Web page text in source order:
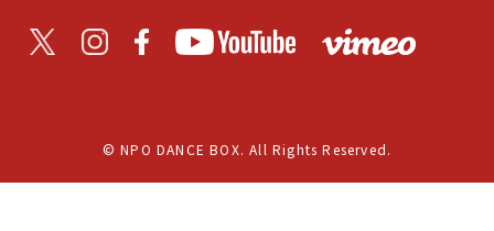
© NPO DANCE BOX. All Rights Reserved.